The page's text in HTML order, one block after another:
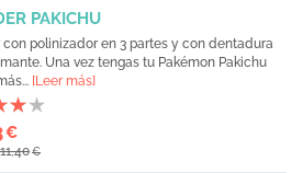
PAKICHU
con polinizador en 3 partes y con dentadura
Una vez tengas tu Pakémon Pakichu
[Leer más]
€
€